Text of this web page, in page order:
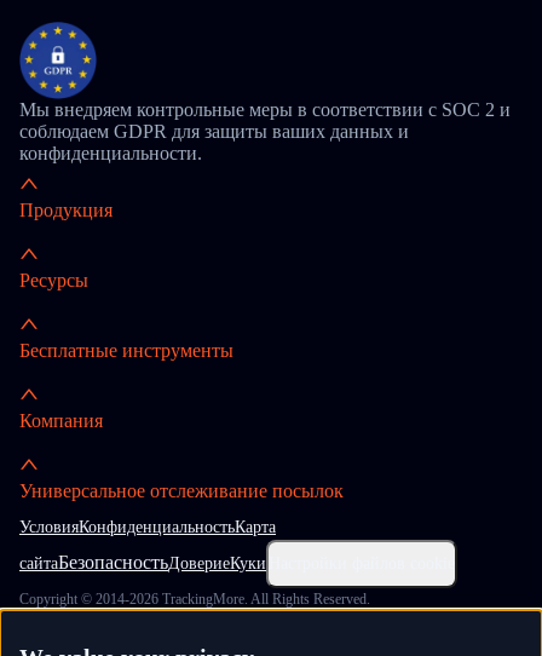
Мы внедряем контрольные меры в соответствии с SOC 2 и
соблюдаем GDPR для защиты ваших данных и
конфиденциальности.
Продукция
Ресурсы
Бесплатные инструменты
Компания
Универсальное отслеживание посылок
УсловияКонфиденциальностьКарта
сайтаБезопасностьДовериеКуки
Copyright © 2014-2026 TrackingMore. All Rights Reserved.